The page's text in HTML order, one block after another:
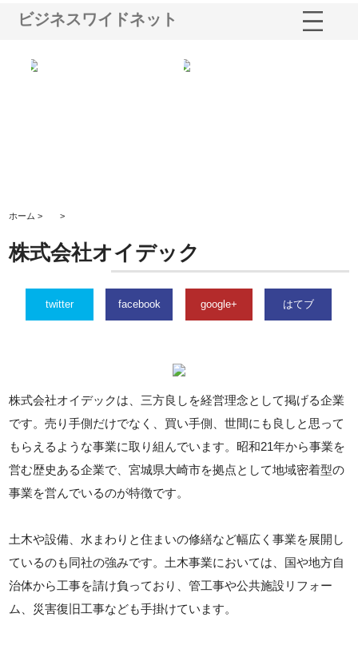
ビジネスワイドネット
ホーム > >
株式会社オイデック
twitter facebook google+ はてブ
株式会社オイデックは、三方良しを経営理念として掲げる企業
です。売り手側だけでなく、買い手側、世間にも良しと思って
もらえるような事業に取り組んでいます。昭和21年から事業を
営む歴史ある企業で、宮城県大崎市を拠点として地域密着型の
事業を営んでいるのが特徴です。
土木や設備、水まわりと住まいの修繕など幅広く事業を展開し
ているのも同社の強みです。土木事業においては、国や地方自
治体から工事を請け負っており、管工事や公共施設リフォー
ム、災害復旧工事なども手掛けています。